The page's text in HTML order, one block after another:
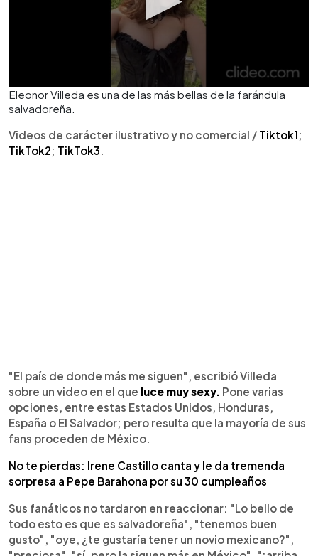
Eleonor Villeda es una de las más bellas de la farándula
salvadoreña.
Videos de carácter ilustrativo y no comercial / Tiktok1;
TikTok2; TikTok3.
"El país de donde más me siguen", escribió Villeda
sobre un video en el que luce muy sexy. Pone varias
opciones, entre estas Estados Unidos, Honduras,
España o El Salvador; pero resulta que la mayoría de sus
fans proceden de México.
No te pierdas: Irene Castillo canta y le da tremenda
sorpresa a Pepe Barahona por su 30 cumpleaños
Sus fanáticos no tardaron en reaccionar: "Lo bello de
todo esto es que es salvadoreña", "tenemos buen
gusto", "oye, ¿te gustaría tener un novio mexicano?",